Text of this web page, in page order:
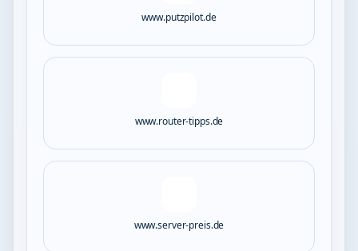
www.putzpilot.de
www.router-tipps.de
www.server-preis.de